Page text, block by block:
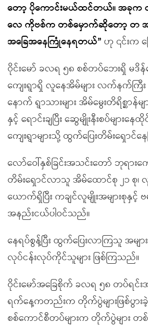
တော့ ပိုကောင်းမယ်ထင်တယ်။ အခုက လူ
လေ ကိုဗစ်က တစ်မှောက်ဆိုတော့ တ အ
အခြေအနေကြုံနေရတယ်” ဟု ၎င်းက
ဝိုင်းမော် ခလရ ၅၈ စစ်တပ်ဘေးရှိ မဒိန်
ကျေးရွာရှိ လူနေအိမ်များ လက်နက်ကြီး
နောက် ရွာသားများ အိမ်မွေးတိရိစ္ဆာန်မျ
နှင့် ရောင်းချပြီး ဆွေမျိုးနီးစပ်များန
ကျေးရွာများသို့ ထွက်ပြေးတိမ်းရှောင်
လော်ဝေါ်နှစ်ခြင်းအသင်းတော် ဘုရားက
တိမ်းရှောင်လာသူ အိမ်ထောင်စု ၂၁ စု၊ လူ
ယောက်ရှိပြီး ကချင်လူမျိုးအများစုနှင့်
အနည်းငယ်ပါဝင်သည်။
နေရပ်စွန့်ပြီး ထွက်ပြေးလာကြသူ အမ
လုပ်ငန်းလုပ်ကိုင်သူများ ဖြစ်ကြသည်။
ဝိုင်းမော်အခြေစိုက် ခလရ ၅၈ တပ်ရင်
ရက်နေ့ကတည်းက တိုက်ပွဲများဖြစ်ပွား
စစ်ကောင်စီတပ်များက တိုက်ပွဲများ တစ်